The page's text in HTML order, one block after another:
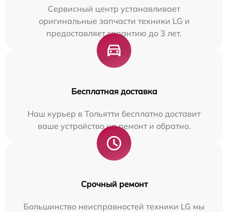
Сервисный центр устанавливает
оригинальные запчасти техники LG и
предоставляет гарантию до 3 лет.
Бесплатная доставка
Наш курьер в Тольятти бесплатно доставит
ваше устройство на ремонт и обратно.
Срочный ремонт
Большинство неисправностей техники LG мы